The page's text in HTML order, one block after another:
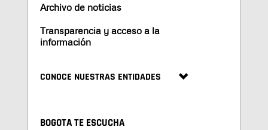
Archivo de noticias
Transparencia y acceso a la
información
CONOCE NUESTRAS ENTIDADES
BOGOTA TE ESCUCHA